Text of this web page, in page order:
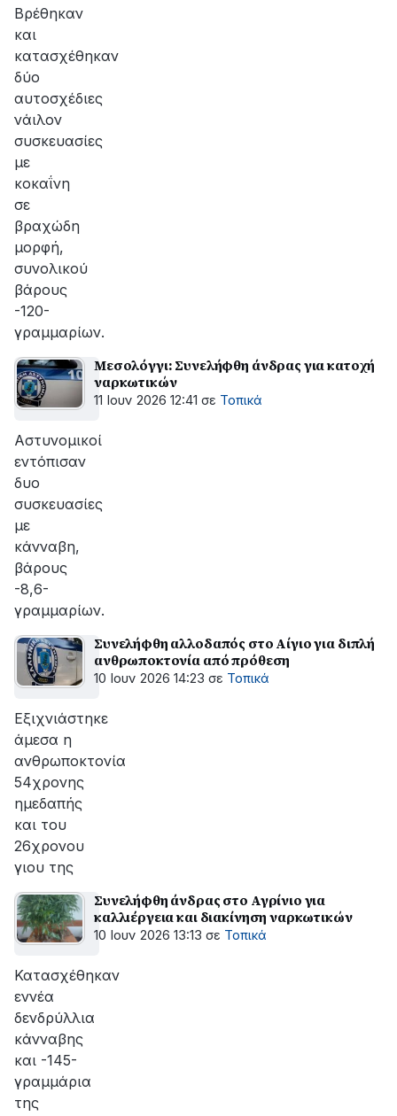
Βρέθηκαν
και
κατασχέθηκαν
δύο
αυτοσχέδιες
νάιλον
συσκευασίες
με
κοκαΐνη
σε
βραχώδη
μορφή,
συνολικού
βάρους
-120-
γραμμαρίων.
Μεσολόγγι: Συνελήφθη άνδρας για κατοχή
ναρκωτικών
11 Ιουν 2026 12:41 σε Τοπικά
Αστυνομικοί
εντόπισαν
δυο
συσκευασίες
με
κάνναβη,
βάρους
-8,6-
γραμμαρίων.
Συνελήφθη αλλοδαπός στο Αίγιο για διπλή
ανθρωποκτονία από πρόθεση
10 Ιουν 2026 14:23 σε Τοπικά
Εξιχνιάστηκε
άμεσα η
ανθρωποκτονία
54χρονης
ημεδαπής
και του
26χρονου
γιου της
Συνελήφθη άνδρας στο Αγρίνιο για
καλλιέργεια και διακίνηση ναρκωτικών
10 Ιουν 2026 13:13 σε Τοπικά
Κατασχέθηκαν
εννέα
δενδρύλλια
κάνναβης
και -145-
γραμμάρια
της